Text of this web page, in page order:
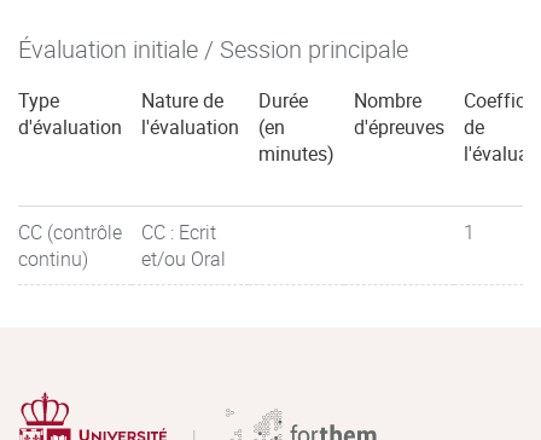
Évaluation initiale / Session principale
Type
d'évaluation
Nature de
l'évaluation
Durée
(en
minutes)
Nombre
d'épreuves
de
CC (contrôle
continu)
CC : Ecrit
et/ou Oral
1